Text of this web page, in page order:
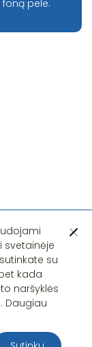
pele.
svetainėje
su
kada
naršyklės
Daugiau